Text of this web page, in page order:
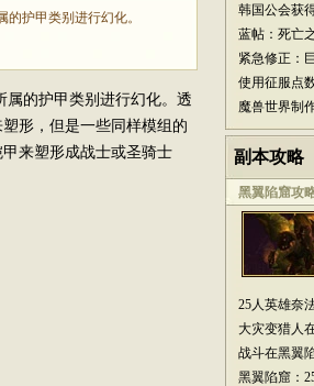
护甲类别进行幻化。
的护甲类别进行幻化。透
形，但是一些同样模组的
来塑形成战士或圣骑士
韩国公会获
蓝帖：死亡
紧急修正：
使用征服点
魔兽世界制
副本攻略
黑翼陷窟攻
25人英雄奈
大灾变猎人
战斗在黑翼
黑翼陷窟：